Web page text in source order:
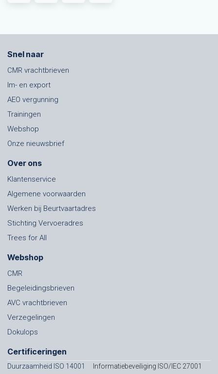
Snel naar
CMR vrachtbrieven
Im- en export
AEO vergunning
Trainingen
Webshop
Onze nieuwsbrief
Over ons
Klantenservice
Algemene voorwaarden
Werken bij Beurtvaartadres
Stichting Vervoeradres
Trees for All
Webshop
CMR
Begeleidingsbrieven
AVC vrachtbrieven
Verzegelingen
Dokulops
Certificeringen
Duurzaamheid ISO 14001 Informatiebeveiliging ISO/IEC 27001